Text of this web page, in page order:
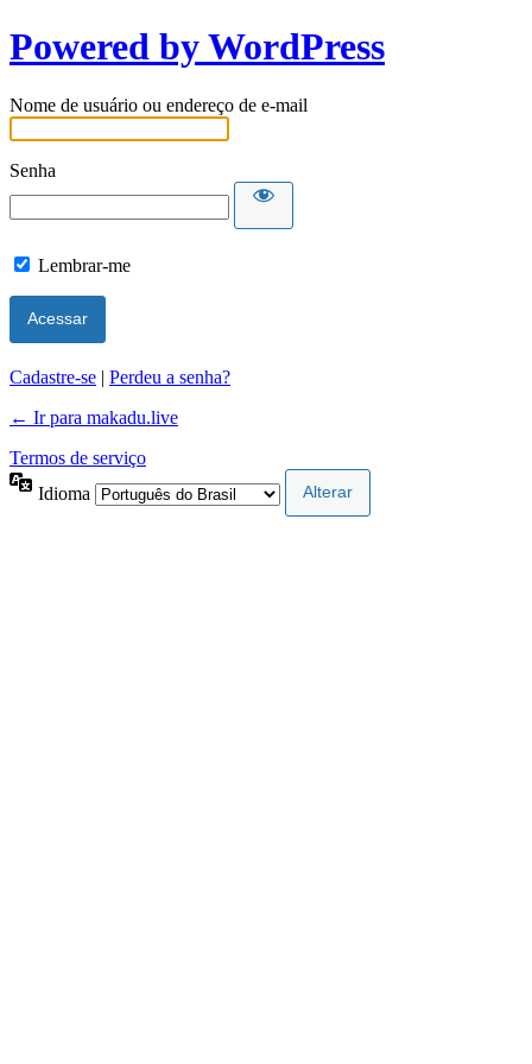
Powered by WordPress
Nome de usuário ou endereço de e-mail
Senha
Lembrar-me
Cadastre-se | Perdeu a senha?
← Ir para makadu.live
Termos de serviço
Idioma